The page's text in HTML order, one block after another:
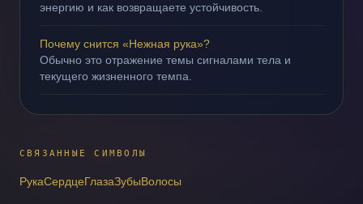
энергию и как возвращаете устойчивость.
Почему снится «Нежная рука»?
Обычно это отражение темы сигналами тела и
текущего жизненного темпа.
СВЯЗАННЫЕ СИМВОЛЫ
РукаСердцеГлазаЗубыВолосы